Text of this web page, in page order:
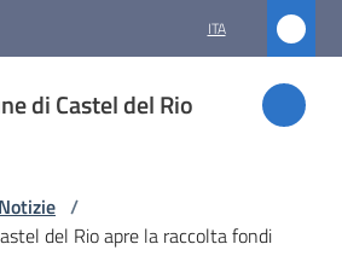
ITA
di Castel del Rio
Notizie /
del Rio apre la raccolta fondi